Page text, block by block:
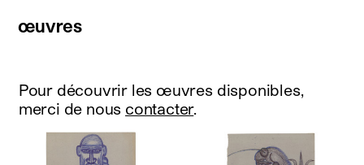
œuvres
Pour découvrir les œuvres disponibles,
merci de nous contacter.